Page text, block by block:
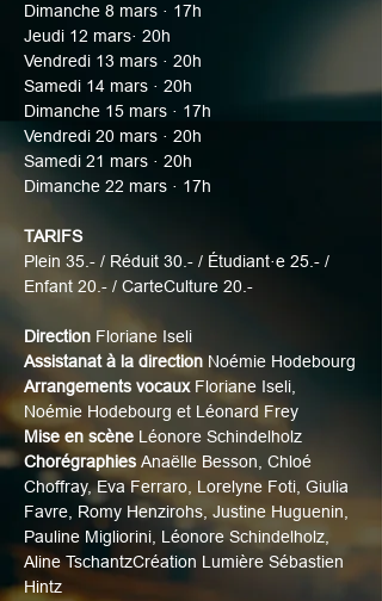
Dimanche 8 mars · 17h
Jeudi 12 mars· 20h
Vendredi 13 mars · 20h
Samedi 14 mars · 20h
Dimanche 15 mars · 17h
Vendredi 20 mars · 20h
Samedi 21 mars · 20h
Dimanche 22 mars · 17h
TARIFS
Plein 35.- / Réduit 30.- / Étudiant·e 25.- /
Enfant 20.- / CarteCulture 20.-
Direction Floriane Iseli
Assistanat à la direction Noémie Hodebourg
Arrangements vocaux Floriane Iseli,
Noémie Hodebourg et Léonard Frey
Mise en scène Léonore Schindelholz
Chorégraphies Anaëlle Besson, Chloé
Choffray, Eva Ferraro, Lorelyne Foti, Giulia
Favre, Romy Henzirohs, Justine Huguenin,
Pauline Migliorini, Léonore Schindelholz,
Aline TschantzCréation Lumière Sébastien
Hintz